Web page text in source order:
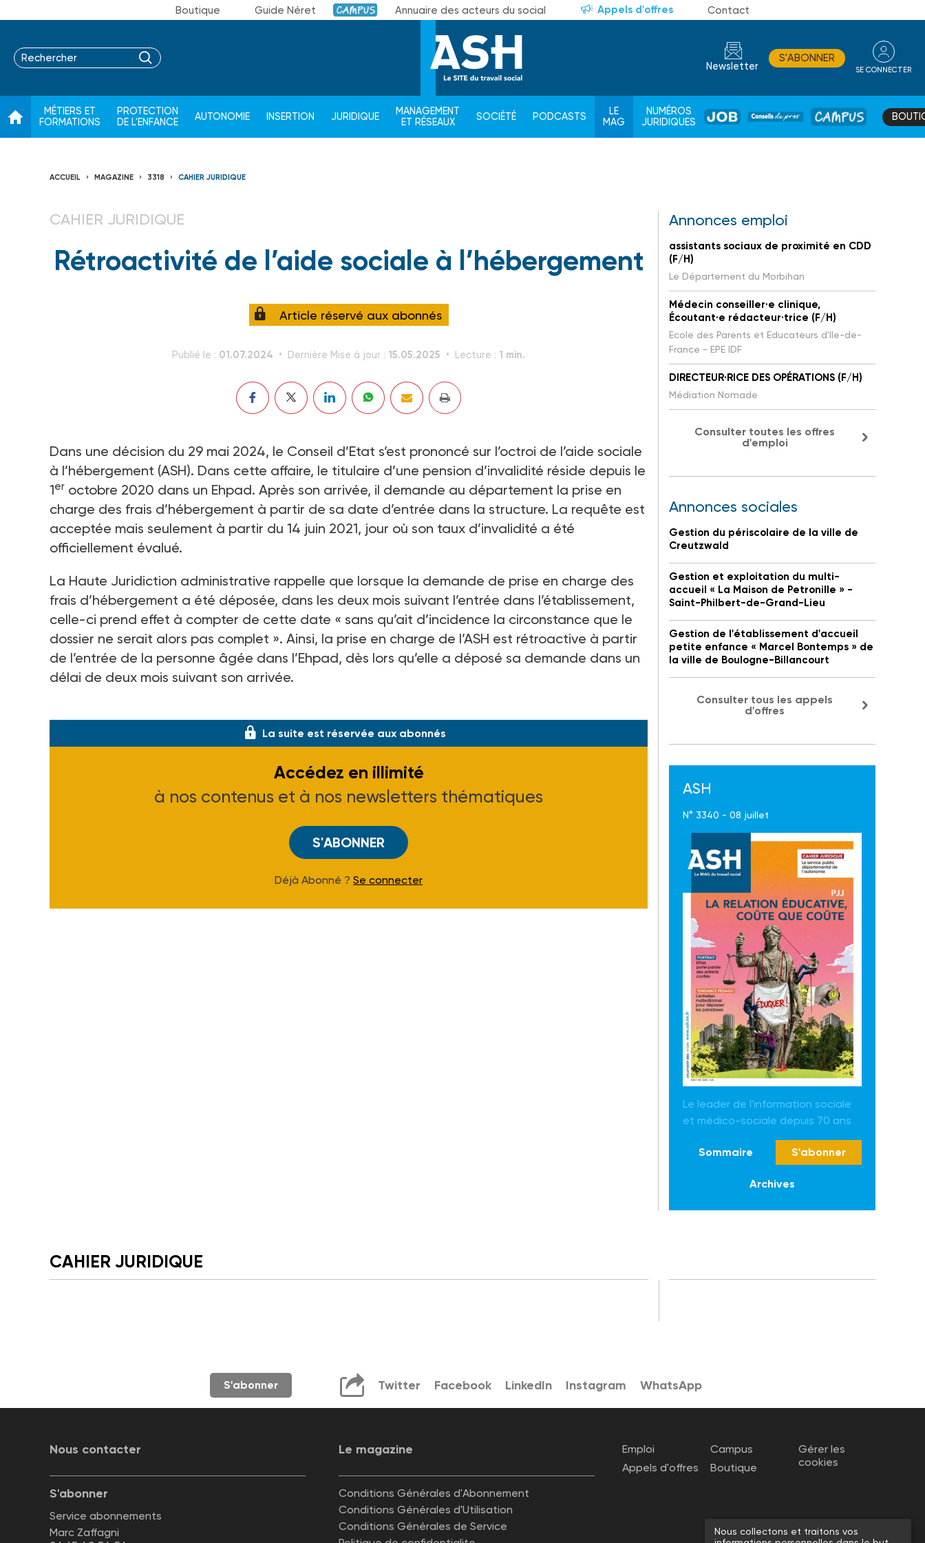
Boutique Guide Néret Campus Annuaire des acteurs du social Appels d'offres Contact
Newsletter
S'ABONNER
SE CONNECTER
MÉTIERS ET
FORMATIONS
PROTECTION
DE L'ENFANCE
AUTONOMIE INSERTION JURIDIQUE
MANAGEMENT
ET RÉSEAUX
SOCIÉTÉ PODCASTS
LE
MAG
NUMÉROS
JURIDIQUES
JOB
DE
CAMPUS
ACCUEIL MAGAZINE 3318 CAHIER JURIDIQUE
CAHIER JURIDIQUE
Rétroactivité de l’aide sociale à l’hébergement
Article réservé aux abonnés
Publié le : 01.07.2024 Dernière Mise à jour : 15.05.2025 Lecture : 1 min.
Dans une décision du 29 mai 2024, le Conseil d’Etat s’est prononcé sur l’octroi de l’aide sociale
à l’hébergement (ASH). Dans cette affaire, le titulaire d’une pension d’invalidité réside depuis le
1er octobre 2020 dans un Ehpad. Après son arrivée, il demande au département la prise en
charge des frais d’hébergement à partir de sa date d’entrée dans la structure. La requête est
acceptée mais seulement à partir du 14 juin 2021, jour où son taux d’invalidité a été
officiellement évalué.
La Haute Juridiction administrative rappelle que lorsque la demande de prise en charge des
frais d’hébergement a été déposée, dans les deux mois suivant l’entrée dans l’établissement,
celle-ci prend effet à compter de cette date « sans qu’ait d’incidence la circonstance que le
dossier ne serait alors pas complet ». Ainsi, la prise en charge de l’ASH est rétroactive à partir
de l’entrée de la personne âgée dans l’Ehpad, dès lors qu’elle a déposé sa demande dans un
délai de deux mois suivant son arrivée.
La suite est réservée aux abonnés
Accédez en illimité
à nos contenus et à nos newsletters thématiques
S'ABONNER
Déjà Abonné ? Se connecter
Annonces emploi
assistants sociaux de proximité en CDD
(F/H)
Le Département du Morbihan
Médecin conseiller·e clinique,
Écoutant·e rédacteur·trice (F/H)
Ecole des Parents et Educateurs d'Ile-de-
France - EPE IDF
DIRECTEUR·RICE DES OPÉRATIONS (F/H)
Médiation Nomade
Consulter toutes les offres
d'emploi
Annonces sociales
Gestion du périscolaire de la ville de
Creutzwald
Gestion et exploitation du multi-
accueil « La Maison de Petronille » -
Saint-Philbert-de-Grand-Lieu
Gestion de l'établissement d'accueil
petite enfance « Marcel Bontemps » de
la ville de Boulogne-Billancourt
Consulter tous les appels
d'offres
ASH
N° 3340 - 08 juillet
Le leader de l'information sociale
et médico-sociale depuis 70 ans
Sommaire S'abonner
Archives
CAHIER JURIDIQUE
S'abonner Twitter Facebook LinkedIn Instagram WhatsApp
Nous contacter Le magazine
S'abonner
Service abonnements
Marc Zaffagni
Conditions Générales d'Abonnement
Conditions Générales d'Utilisation
Conditions Générales de Service
Emploi
Appels d'offres
Campus
Boutique
Gérer les
cookies
Nous collectons et traitons vos